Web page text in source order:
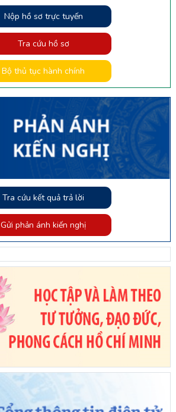
Nộp hồ sơ trực tuyến
Tra cứu hồ sơ
Bộ thủ tục hành chính
Tra cứu kết quả trả lời
Gửi phản ánh kiến nghị